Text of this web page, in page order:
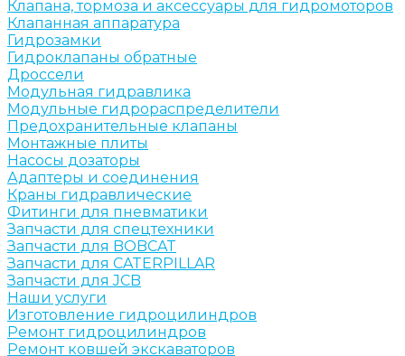
Клапана, тормоза и аксессуары для гидромоторов
Клапанная аппаратура
Гидрозамки
Гидроклапаны обратные
Дроссели
Модульная гидравлика
Модульные гидрораспределители
Предохранительные клапаны
Монтажные плиты
Насосы дозаторы
Адаптеры и соединения
Краны гидравлические
Фитинги для пневматики
Запчасти для спецтехники
Запчасти для BOBCAT
Запчасти для CATERPILLAR
Запчасти для JCB
Наши услуги
Изготовление гидроцилиндров
Ремонт гидроцилиндров
Ремонт ковшей экскаваторов